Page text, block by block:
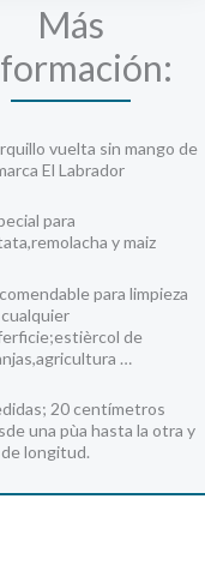
Más
vuelta sin mango de
El Labrador
para
y maiz
para limpieza
de
…
20 centímetros
una pùa hasta la otra y
longitud.